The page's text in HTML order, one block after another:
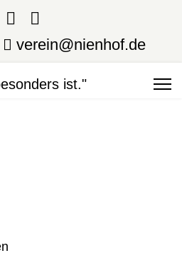
verein@nienhof.de
ist."